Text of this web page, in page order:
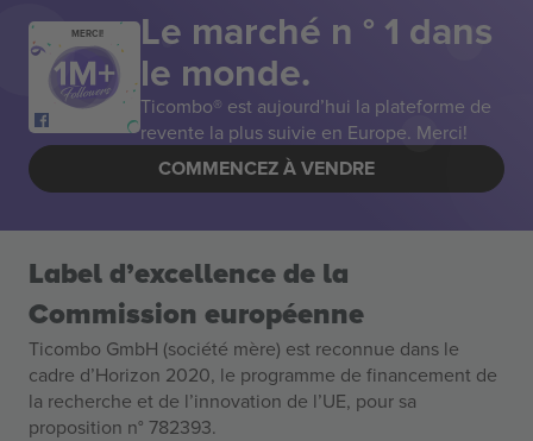
MERCI! Le marché n ° 1 dans
le monde.
Ticombo® est aujourd’hui la plateforme de
revente la plus suivie en Europe. Merci!
COMMENCEZ À VENDRE
Label d’excellence de la
Commission européenne
Ticombo GmbH (société mère) est reconnue dans le
cadre d’Horizon 2020, le programme de financement de
la recherche et de l’innovation de l’UE, pour sa
proposition n° 782393.